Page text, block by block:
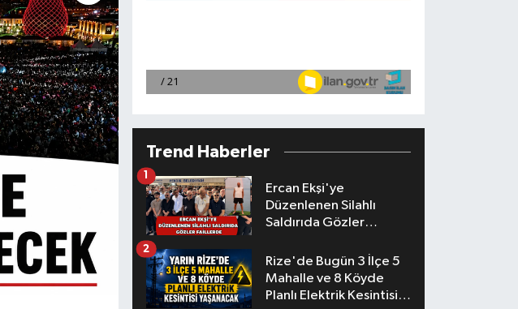
Trend Haberler
Ercan Ekşi'ye
Düzenlenen Silahlı
Saldırıda Gözler
1
Rize'de Bugün 3 İlçe 5
Mahalle ve 8 Köyde
Planlı Elektrik Kesintisi
2